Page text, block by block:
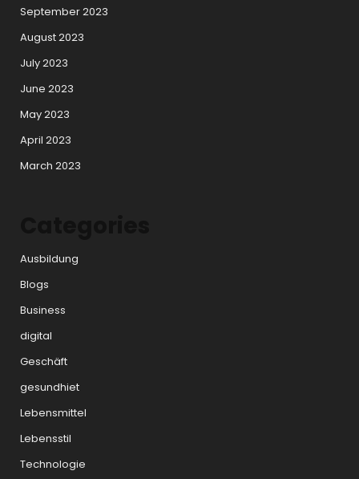
September 2023
August 2023
July 2023
June 2023
May 2023
April 2023
March 2023
Ausbildung
Blogs
Business
digital
Geschäft
gesundhiet
Lebensmittel
Lebensstil
Technologie